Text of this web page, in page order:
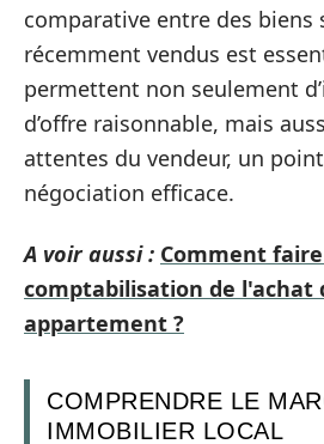
comparative entre des biens
récemment vendus est
permettent non seulement
d’offre raisonnable, mais
attentes du vendeur, un
négociation efficace.
A voir aussi : Comment
comptabilisation de l'achat
appartement ?
COMPRENDRE LE
IMMOBILIER LOCAL